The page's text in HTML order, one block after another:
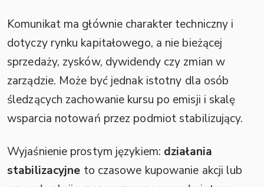
Komunikat ma głównie charakter techniczny i
dotyczy rynku kapitałowego, a nie bieżącej
sprzedaży, zysków, dywidendy czy zmian w
zarządzie. Może być jednak istotny dla osób
śledzących zachowanie kursu po emisji i skalę
wsparcia notowań przez podmiot stabilizujący.
Wyjaśnienie prostym językiem: działania
stabilizacyjne to czasowe kupowanie akcji lub